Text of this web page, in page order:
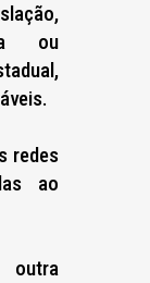
ou
redes
ao
outra